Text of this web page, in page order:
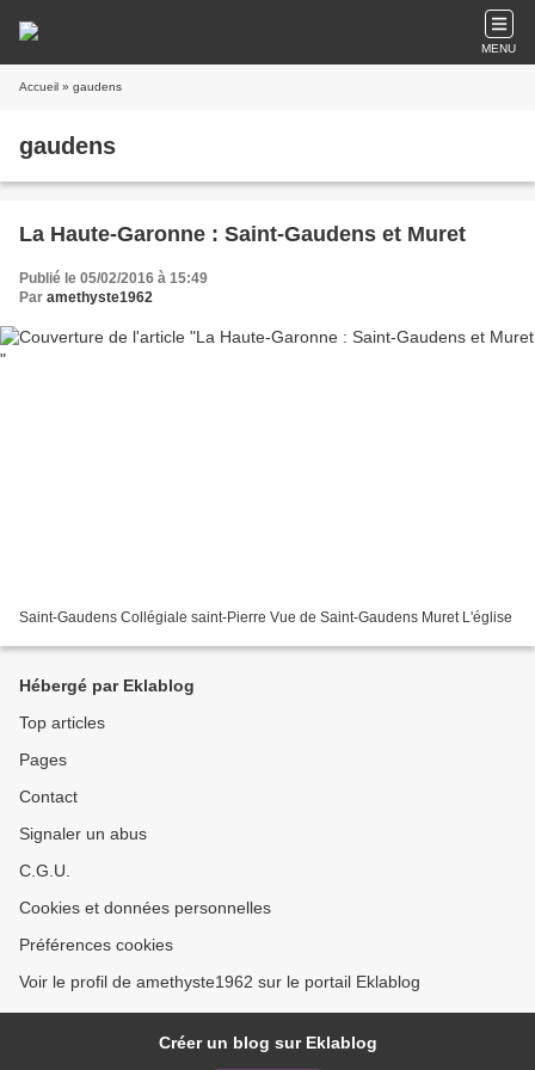
MENU
Accueil » gaudens
gaudens
La Haute-Garonne : Saint-Gaudens et Muret
Publié le 05/02/2016 à 15:49
Par amethyste1962
Saint-Gaudens Collégiale saint-Pierre Vue de Saint-Gaudens Muret L'église
Hébergé par Eklablog
Top articles
Pages
Contact
Signaler un abus
C.G.U.
Cookies et données personnelles
Préférences cookies
Voir le profil de amethyste1962 sur le portail Eklablog
Créer un blog sur Eklablog